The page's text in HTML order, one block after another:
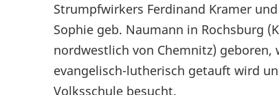
Strumpfwirkers Ferdinand Kramer
Sophie geb. Naumann in Rochsburg
nordwestlich von Chemnitz) geboren,
evangelisch-lutherisch getauft wird
Volksschule besucht.